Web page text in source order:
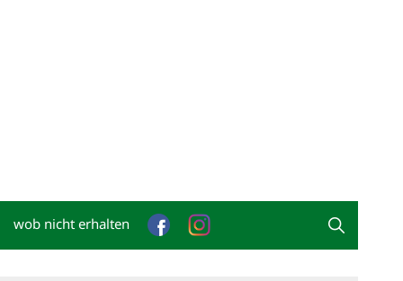
wob nicht erhalten